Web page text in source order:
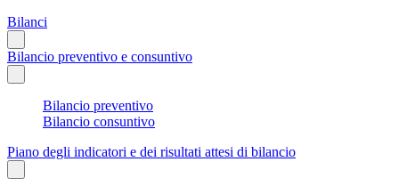
Bilanci
Bilancio preventivo e consuntivo
Bilancio preventivo
Bilancio consuntivo
Piano degli indicatori e dei risultati attesi di bilancio